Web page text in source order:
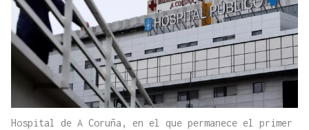
Hospital de A Coruña, en el que permanece el primer